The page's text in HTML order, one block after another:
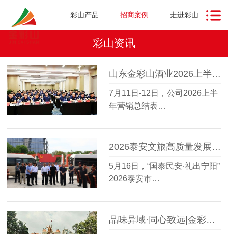
彩山产品 招商案例 走进彩山
彩山资讯
山东金彩山酒业2026上半年营销总结表彰会圆满召开
7月11日-12日，公司2026上半
年营销总结表…
2026泰安文旅高质量发展大会走进金彩山鲁酒文化博物馆
5月16日，“国泰民安·礼出宁阳”
2026泰安市…
品味异域·同心致远|金彩山酒业星级会员越南研学之旅圆满收官